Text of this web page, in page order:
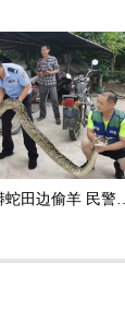
安溪：3.5米长大